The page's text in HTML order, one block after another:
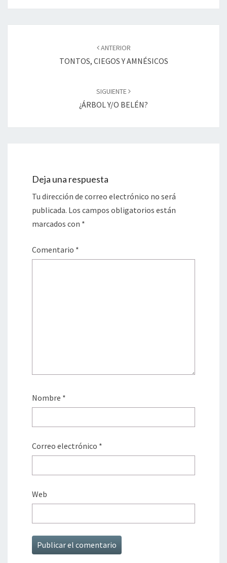
ANTERIOR
TONTOS, CIEGOS Y AMNÉSICOS
SIGUIENTE
¿ÁRBOL Y/O BELÉN?
Deja una respuesta
Tu dirección de correo electrónico no será
publicada. Los campos obligatorios están
marcados con *
Comentario *
Nombre *
Correo electrónico *
Web